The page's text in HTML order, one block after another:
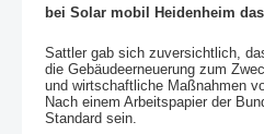
bei Solar mobil Heidenheim
Sattler gab sich zuversichtlich,
die Gebäudeerneuerung zum
und wirtschaftliche Maßnahmen
Nach einem Arbeitspapier der
Standard sein.